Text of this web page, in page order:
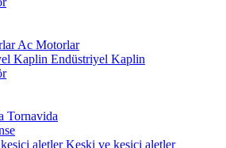
Ac Motorlar
Endüstriyel Kaplin
Tornavida
Keski ve kesici aletler